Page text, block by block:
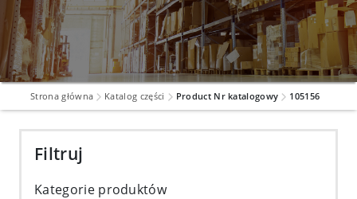
Strona główna Katalog części Product Nr katalogowy 105156
Filtruj
Kategorie produktów